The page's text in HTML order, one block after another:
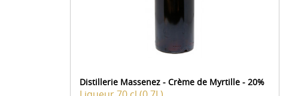
Distillerie Massenez - Crème de Myrtille - 20%